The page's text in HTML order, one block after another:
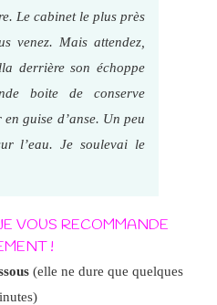
Le cabinet le plus près
venez. Mais attendez,
derrière son échoppe
boite de conserve
guise d’anse. Un peu
l’eau. Je soulevai le
VOUS RECOMMANDE
!
(elle ne dure que quelques